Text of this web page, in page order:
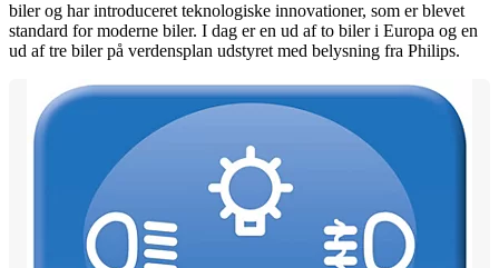
biler og har introduceret teknologiske innovationer, som er blevet
standard for moderne biler. I dag er en ud af to biler i Europa og en
ud af tre biler på verdensplan udstyret med belysning fra Philips.